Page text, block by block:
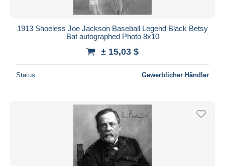
1913 Shoeless Joe Jackson Baseball Legend Black Betsy
Bat autographed Photo 8x10
± 15,03 $
Status Gewerblicher Händler